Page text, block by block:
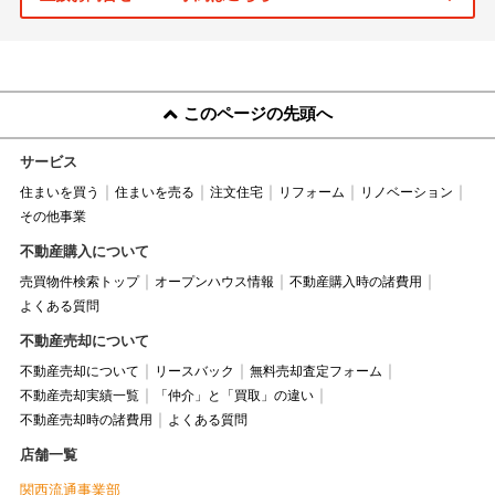
このページの先頭へ
サービス
住まいを買う 住まいを売る 注文住宅 リフォーム
リノベーション
その他事業
不動産購入について
売買物件検索トップ オープンハウス情報
不動産購入時の諸費用
よくある質問
不動産売却について
不動産売却について リースバック
無料売却査定フォーム
不動産売却実績一覧
「仲介」と「買取」の違い
不動産売却時の諸費用
よくある質問
店舗一覧
関西流通事業部